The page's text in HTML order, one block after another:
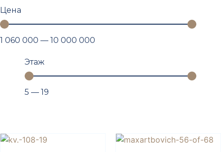
Цена
1 060 000 — 10 000 000
Этаж
5 — 19